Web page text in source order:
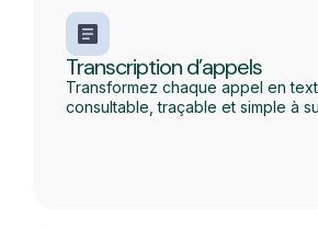
Transcription d’appels
Transformez chaque appel en
consultable, traçable et simple à